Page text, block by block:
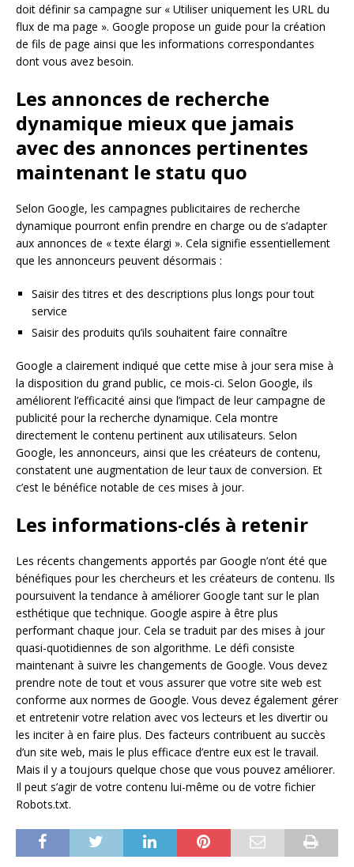
doit définir sa campagne sur « Utiliser uniquement les URL du
flux de ma page ». Google propose un guide pour la création
de fils de page ainsi que les informations correspondantes
dont vous avez besoin.
Les annonces de recherche
dynamique mieux que jamais
avec des annonces pertinentes
maintenant le statu quo
Selon Google, les campagnes publicitaires de recherche
dynamique pourront enfin prendre en charge ou de s’adapter
aux annonces de « texte élargi ». Cela signifie essentiellement
que les annonceurs peuvent désormais :
Saisir des titres et des descriptions plus longs pour tout
service
Saisir des produits qu’ils souhaitent faire connaître
Google a clairement indiqué que cette mise à jour sera mise à
la disposition du grand public, ce mois-ci. Selon Google, ils
améliorent l’efficacité ainsi que l’impact de leur campagne de
publicité pour la recherche dynamique. Cela montre
directement le contenu pertinent aux utilisateurs. Selon
Google, les annonceurs, ainsi que les créateurs de contenu,
constatent une augmentation de leur taux de conversion. Et
c’est le bénéfice notable de ces mises à jour.
Les informations-clés à retenir
Les récents changements apportés par Google n’ont été que
bénéfiques pour les chercheurs et les créateurs de contenu. Ils
poursuivent la tendance à améliorer Google tant sur le plan
esthétique que technique. Google aspire à être plus
performant chaque jour. Cela se traduit par des mises à jour
quasi-quotidiennes de son algorithme. Le défi consiste
maintenant à suivre les changements de Google. Vous devez
prendre note de tout et vous assurer que votre site web est
conforme aux normes de Google. Vous devez également gérer
et entretenir votre relation avec vos lecteurs et les divertir ou
les inciter à en faire plus. Des facteurs contribuent au succès
d’un site web, mais le plus efficace d’entre eux est le travail.
Mais il y a toujours quelque chose que vous pouvez améliorer.
Il peut s’agir de votre contenu lui-même ou de votre fichier
Robots.txt.